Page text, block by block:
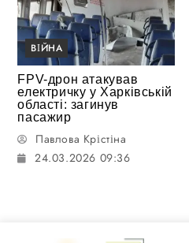
ВІЙНА
FPV-дрон атакував
електричку у Харківській
області: загинув
пасажир
Павлова Крістіна
24.03.2026 09:36